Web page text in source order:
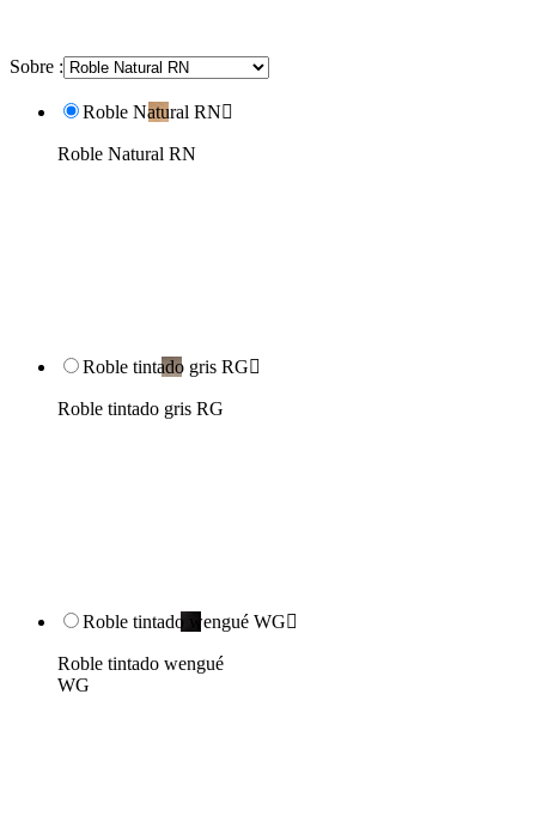
Sobre :
Roble Natural RN
Roble Natural RN
Roble tintado gris RG
Roble tintado gris RG
Roble tintado wengué WG
Roble tintado wengué
WG